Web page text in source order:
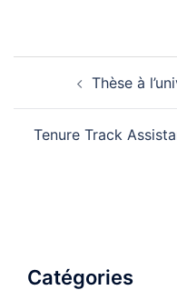
Thèse à
Tenure Track
Catégories